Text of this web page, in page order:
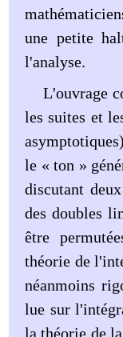
une petite
l'analyse.
L'ouvrage
les suites et
le « ton »
discutant
des doubles
être
théorie de
néanmoins
lue sur
la théorie de